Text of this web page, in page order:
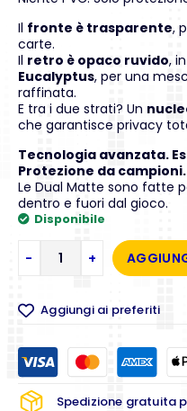
Il fronte è trasparente,
carte.
Il retro è opaco ruvido,
Eucalyptus, per una
raffinata.
E tra i due strati? Un
che garantisce privacy
Tecnologia avanzata.
Protezione da campioni.
Le Dual Matte sono fatte
dentro e fuori dal gioco.
Disponibile
- +
Aggiungi ai preferiti
Spedizione gratuita